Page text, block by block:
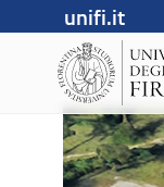
unifi.it